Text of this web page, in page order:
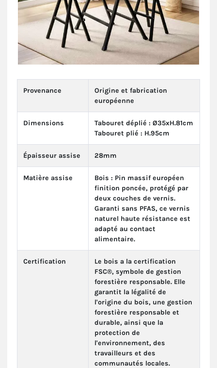
Provenance
Origine et fabrication
européenne
Dimensions
Tabouret déplié : Ø35xH.81cm
Tabouret plié : H.95cm
Épaisseur assise 28mm
Matière assise
Bois : Pin massif européen
finition poncée, protégé par
deux couches de vernis.
Garanti sans PFAS, ce vernis
naturel haute résistance est
adapté au contact
alimentaire.
Certification
Le bois a la certification
FSC®, symbole de gestion
forestière responsable. Elle
garantit la légalité de
l'origine du bois, une gestion
forestière responsable et
durable, ainsi que la
protection de
l'environnement, des
travailleurs et des
communautés locales.